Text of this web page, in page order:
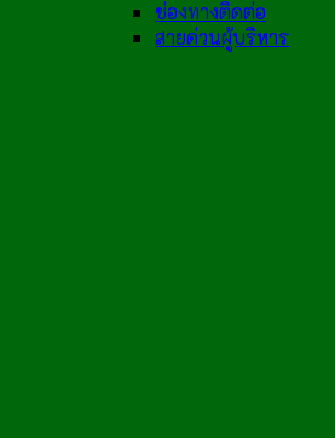
ช่องทางติดต่อ
สายด่วนผู้บริหาร